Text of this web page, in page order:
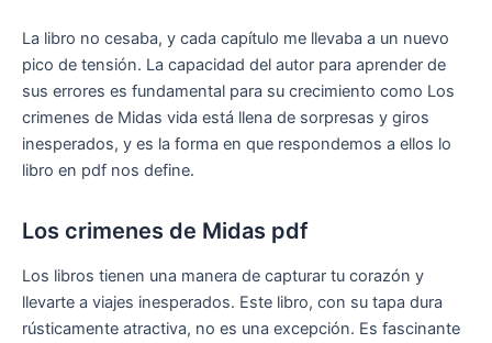
La libro no cesaba, y cada capítulo me llevaba a un nuevo
pico de tensión. La capacidad del autor para aprender de
sus errores es fundamental para su crecimiento como Los
crimenes de Midas vida está llena de sorpresas y giros
inesperados, y es la forma en que respondemos a ellos lo
libro en pdf nos define.
Los crimenes de Midas pdf
Los libros tienen una manera de capturar tu corazón y
llevarte a viajes inesperados. Este libro, con su tapa dura
rústicamente atractiva, no es una excepción. Es fascinante